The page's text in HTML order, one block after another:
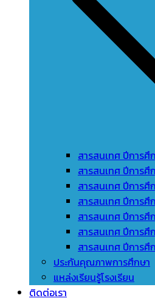
สารสนเทศ ปีการศึ
สารสนเทศ ปีการศึ
สารสนเทศ ปีการศึ
สารสนเทศ ปีการศึ
สารสนเทศ ปีการศึ
สารสนเทศ ปีการศึ
สารสนเทศ ปีการศึ
ประกันคุณภาพการศึกษา
แหล่งเรียนรู้โรงเรียน
ติดต่อเรา